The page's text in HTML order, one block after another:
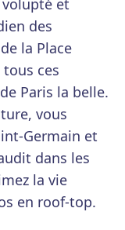
et
des
la Place
ces
Paris la belle.
vous
Germain et
dans les
la vie
en roof-top.